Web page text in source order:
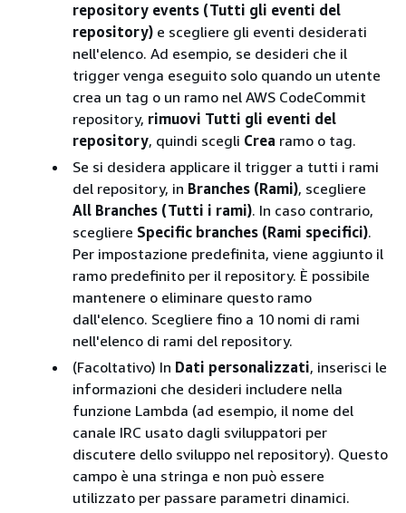
repository events (Tutti gli eventi del
repository) e scegliere gli eventi desiderati
nell'elenco. Ad esempio, se desideri che il
trigger venga eseguito solo quando un utente
crea un tag o un ramo nel AWS CodeCommit
repository, rimuovi Tutti gli eventi del
repository, quindi scegli Crea ramo o tag.
Se si desidera applicare il trigger a tutti i rami
del repository, in Branches (Rami), scegliere
All Branches (Tutti i rami). In caso contrario,
scegliere Specific branches (Rami specifici).
Per impostazione predefinita, viene aggiunto il
ramo predefinito per il repository. È possibile
mantenere o eliminare questo ramo
dall'elenco. Scegliere fino a 10 nomi di rami
nell'elenco di rami del repository.
(Facoltativo) In Dati personalizzati, inserisci le
informazioni che desideri includere nella
funzione Lambda (ad esempio, il nome del
canale IRC usato dagli sviluppatori per
discutere dello sviluppo nel repository). Questo
campo è una stringa e non può essere
utilizzato per passare parametri dinamici.